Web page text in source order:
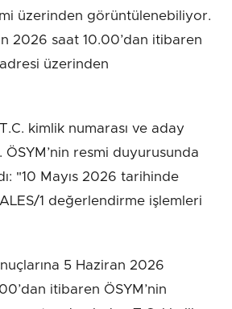
üzerinden görüntülenebiliyor.
2026 saat 10.00’dan itibaren
adresi üzerinden
kimlik numarası ve aday
ÖSYM’nin resmi duyurusunda
"10 Mayıs 2026 tarihinde
1 değerlendirme işlemleri
5 Haziran 2026
itibaren ÖSYM’nin